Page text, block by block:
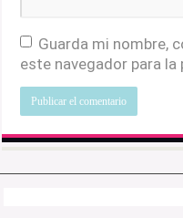
Guarda mi nombre,
este navegador para la